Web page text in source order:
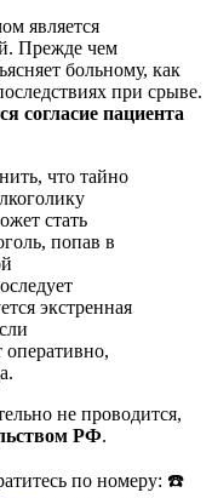
является
Прежде чем
больному, как
при срыве.
согласие пациента
что тайно
стать
попав в
экстренная
оперативно,
не проводится,
РФ.
по номеру: ☎️